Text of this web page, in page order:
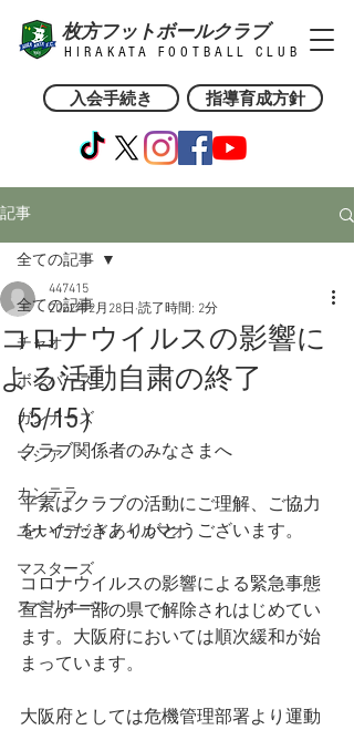
枚方フットボールクラブ
HIRAKATA FOOTBALL CLUB
入会手続き 指導育成方針
記事
全ての記事
チャオ
ボンバーズ
ガンナーズ
マシア
カンテラ
ユナイテッド／イルマオ
マスターズ
スペリオール
全ての記事
コロナウイルスの影響に
よる活動自粛の終了
（5/15）
447415
2022年2月28日 読了時間: 2分
クラブ関係者のみなさまへ
平素はクラブの活動にご理解、ご協力
をいただきありがとうございます。
コロナウイルスの影響による緊急事態
宣言が一部の県で解除されはじめてい
ます。大阪府においては順次緩和が始
まっています。
大阪府としては危機管理部署より運動